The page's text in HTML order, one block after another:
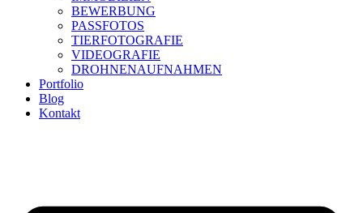
BEWERBUNG
PASSFOTOS
TIERFOTOGRAFIE
VIDEOGRAFIE
DROHNENAUFNAHMEN
Portfolio
Blog
Kontakt